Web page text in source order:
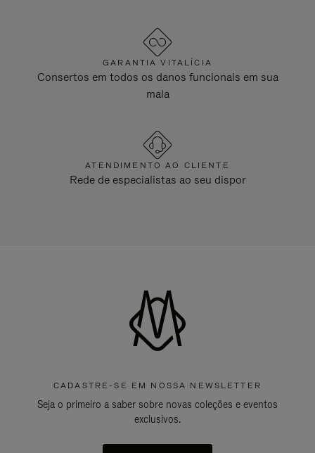
GARANTIA VITALÍCIA
Consertos em todos os danos funcionais em sua
mala
ATENDIMENTO AO CLIENTE
Rede de especialistas ao seu dispor
CADASTRE-SE EM NOSSA NEWSLETTER
Seja o primeiro a saber sobre novas coleções e eventos
exclusivos.